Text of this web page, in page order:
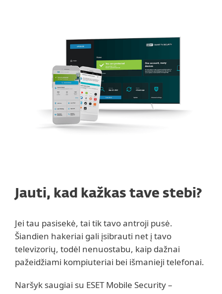
Jauti, kad kažkas tave stebi?
Jei tau pasisekė, tai tik tavo antroji pusė.
Šiandien hakeriai gali įsibrauti net į tavo
televizorių, todėl nenuostabu, kaip dažnai
pažeidžiami kompiuteriai bei išmanieji telefonai.
Naršyk saugiai su ESET Mobile Security –